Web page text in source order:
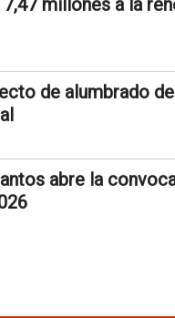
millones a la
de alumbrado
abre la